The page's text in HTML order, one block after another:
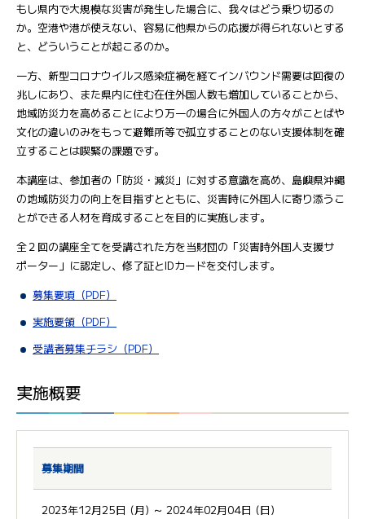
もし県内で大規模な災害が発生した場合に、我々はどう乗り切るの
か。空港や港が使えない、容易に他県からの応援が得られないとする
と、どういうことが起こるのか。
一方、新型コロナウイルス感染症禍を経てインバウンド需要は回復の
兆しにあり、また県内に住む在住外国人数も増加していることから、
地域防災力を高めることにより万一の場合に外国人の方々がことばや
文化の違いのみをもって避難所等で孤立することのない支援体制を確
立することは喫緊の課題です。
本講座は、参加者の「防災・減災」に対する意識を高め、島嶼県沖縄
の地域防災力の向上を目指すとともに、災害時に外国人に寄り添うこ
とができる人材を育成することを目的に実施します。
全２回の講座全てを受講された方を当財団の「災害時外国人支援サ
ポーター」に認定し、修了証とIDカードを交付します。
募集要項（PDF）
実施要領（PDF）
受講者募集チラシ（PDF）
実施概要
募集期間
2023年12月25日 (月) ～ 2024年02月04日 (日)